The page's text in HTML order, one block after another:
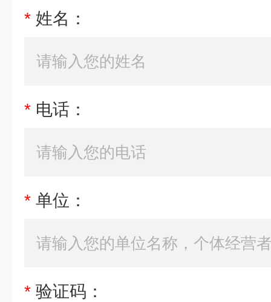
* 姓名：
* 电话：
* 单位：
* 验证码：